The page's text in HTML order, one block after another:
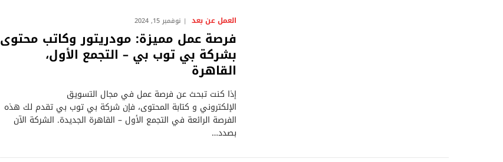
العمل عن بعد نوفمبر 15, 2024
فرصة عمل مميزة: مودريتور وكاتب محتوى
بشركة بي توب بي – التجمع الأول،
القاهرة
إذا كنت تبحث عن فرصة عمل في مجال التسويق
الإلكتروني و كتابة المحتوى، فإن شركة بي توب بي تقدم لك هذه
الفرصة الرائعة في التجمع الأول – القاهرة الجديدة. الشركة الآن
بصدد…